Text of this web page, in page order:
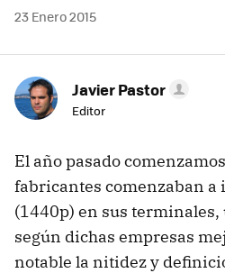
23 Enero 2015
Javier Pastor
Editor
El año pasado
fabricantes comenzaban a
(1440p) en sus
según dichas empresas
notable la nitidez y